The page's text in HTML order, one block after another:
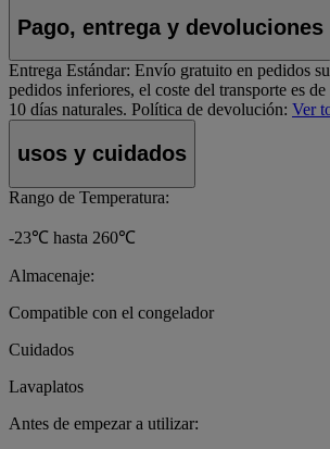
Pago, entrega y devoluciones
Entrega Estándar: Envío gratuito en pedidos
pedidos inferiores, el coste del transporte es
10 días naturales. Política de devolución: Ver
usos y cuidados
Rango de Temperatura:
-23℃ hasta 260℃
Almacenaje:
Compatible con el congelador
Cuidados
Lavaplatos
Antes de empezar a utilizar: